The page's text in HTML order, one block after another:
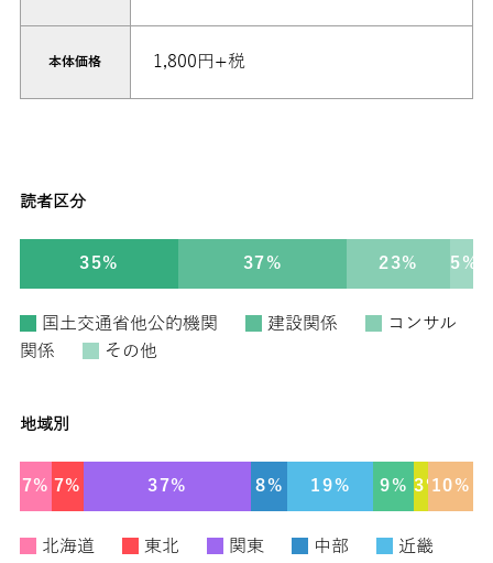
本体価格 1,800円+税
読者区分
35% 37% 23% 5%
国土交通省他公的機関 建設関係
コンサル
関係
その他
地域別
7% 7% 37% 8% 19% 9% 3%10%
北海道 東北 関東 中部
近畿